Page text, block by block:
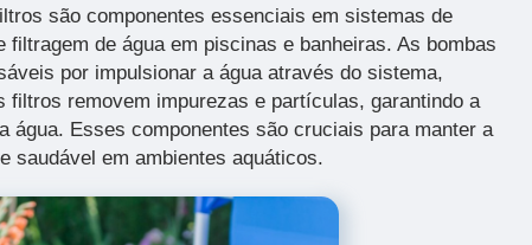
são componentes essenciais em sistemas de
filtragem de água em piscinas e banheiras. As bombas
por impulsionar a água através do sistema,
filtros removem impurezas e partículas, garantindo a
água. Esses componentes são cruciais para manter a
saudável em ambientes aquáticos.